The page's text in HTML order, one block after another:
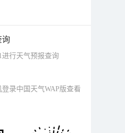
询
进行天气预报查询
录中国天气WAP版查看